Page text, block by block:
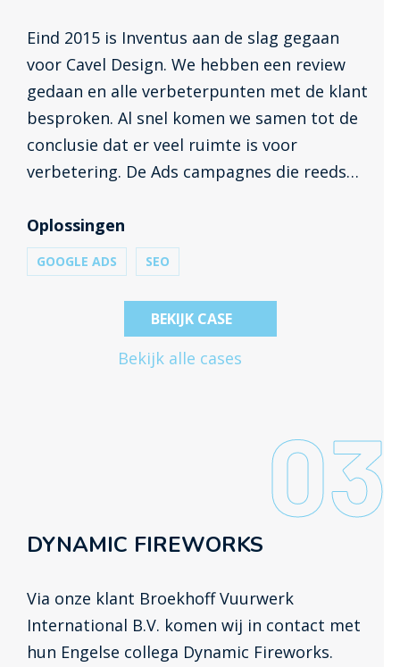
Eind 2015 is Inventus aan de slag gegaan
voor Cavel Design. We hebben een review
gedaan en alle verbeterpunten met de klant
besproken. Al snel komen we samen tot de
conclusie dat er veel ruimte is voor
verbetering. De Ads campagnes die reeds
wordt Google Analytics geïmplementeerd.
Oplossingen
GOOGLE ADS SEO
BEKIJK CASE
Bekijk alle cases
03
DYNAMIC FIREWORKS
Via onze klant Broekhoff Vuurwerk
International B.V. komen wij in contact met
hun Engelse collega Dynamic Fireworks.